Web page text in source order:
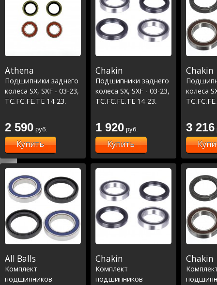
16/
03-06/
22/
22/
1026)
Athena
Подшипники заднего
колеса SX, SXF - 03-23,
TC,FC,FE,TE 14-23,
2 590 руб.
Купить
Chakin
Подшипники заднего
колеса SX, SXF - 03-23,
TC,FC,FE,TE 14-23,
1 920 руб.
Купить
Chakin
колеса
Racing
3 216
All Balls
Комплект
подшипников
Chakin
Комплект
подшипников
Chakin